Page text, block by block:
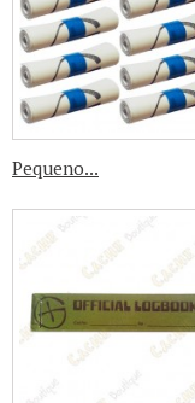
Pequeno...